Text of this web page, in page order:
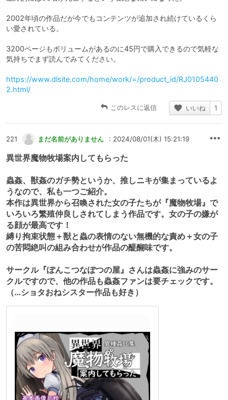
2002年頃の作品だが今でもコンテンツが追加され続けているくら
い愛されている。
3200ページもボリュームがあるのに45円で購入できるので気軽な
気持ちでまず読んでみてください。
https://www.dlsite.com/home/work/=/product_id/RJ0105440
2.html/
このレスに返信 いいね 1
221 まだ名前がありません : 2024/08/01(木) 15:21:19
異世界魔物牧場案内してもらった
蟲姦、獣姦のガチ勢というか、推しニキが集まっているよ
うなので、私も一つご紹介。
本作は異世界から召喚された女の子たちが『魔物牧場』で
いろいろ繁殖仲良しされてしまう作品です。女の子の嫌が
る顔が最高です！
縛り拘束状態＋獣と蟲の表情のない無機的な責め＋女の子
の苦悶絶叫の組み合わせが作品の醍醐味です。
サークル『ぽんこつなぽつの屋』さんは蟲姦に強みのサー
クルですので、他の作品も蟲姦ファンは要チェックです。
（…ショタおねシスター作品も好き）